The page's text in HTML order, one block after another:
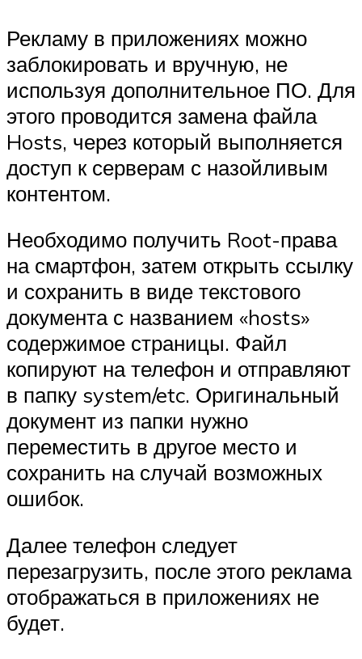
Рекламу в приложениях можно
заблокировать и вручную, не
используя дополнительное ПО. Для
этого проводится замена файла
Hosts, через который выполняется
доступ к серверам с назойливым
контентом.
Необходимо получить Root-права
на смартфон, затем открыть ссылку
и сохранить в виде текстового
документа с названием «hosts»
содержимое страницы. Файл
копируют на телефон и отправляют
в папку system/etc. Оригинальный
документ из папки нужно
переместить в другое место и
сохранить на случай возможных
ошибок.
Далее телефон следует
перезагрузить, после этого реклама
отображаться в приложениях не
будет.